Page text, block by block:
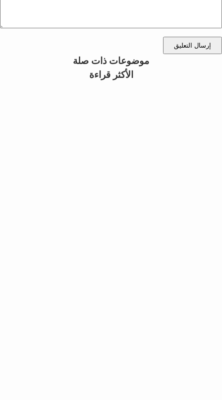
إرسال التعليق
موضوعات ذات صلة
الأكثر قراءة